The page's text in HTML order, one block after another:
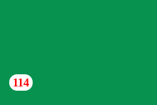
114